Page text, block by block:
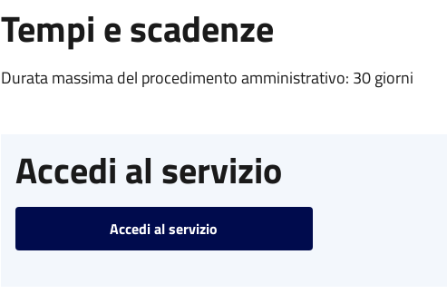
Tempi e scadenze
Durata massima del procedimento amministrativo: 30 giorni
Accedi al servizio
Accedi al servizio